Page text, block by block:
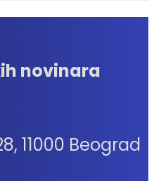
novinara
11000 Beograd